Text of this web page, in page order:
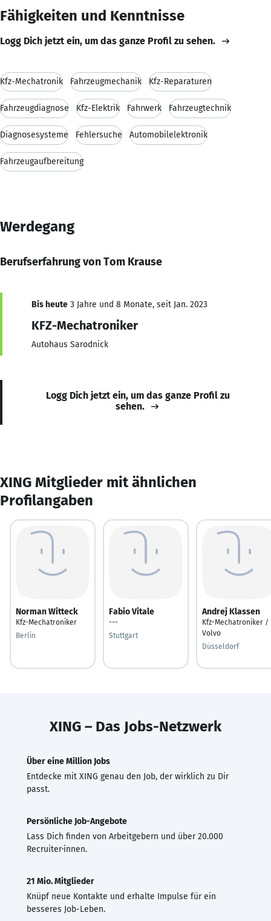
Fähigkeiten und Kenntnisse
Logg Dich jetzt ein, um das ganze Profil zu sehen.
Kfz-Mechatronik Fahrzeugmechanik Kfz-Reparaturen
Fahrzeugdiagnose Kfz-Elektrik Fahrwerk Fahrzeugtechnik
Diagnosesysteme Fehlersuche Automobilelektronik
Fahrzeugaufbereitung
Werdegang
Berufserfahrung von Tom Krause
Bis heute 3 Jahre und 8 Monate, seit Jan. 2023
KFZ-Mechatroniker
Autohaus Sarodnick
Logg Dich jetzt ein, um das ganze Profil zu
sehen.
XING Mitglieder mit ähnlichen
Profilangaben
Norman Witteck
Kfz-Mechatroniker
Berlin
Fabio Vitale
---
Stuttgart
Andrej Klassen
Kfz-Mechatroniker /
Volvo
Düsseldorf
XING – Das Jobs-Netzwerk
Über eine Million Jobs
Entdecke mit XING genau den Job, der wirklich zu Dir
passt.
Persönliche Job-Angebote
Lass Dich finden von Arbeitgebern und über 20.000
Recruiter·innen.
21 Mio. Mitglieder
Knüpf neue Kontakte und erhalte Impulse für ein
besseres Job-Leben.